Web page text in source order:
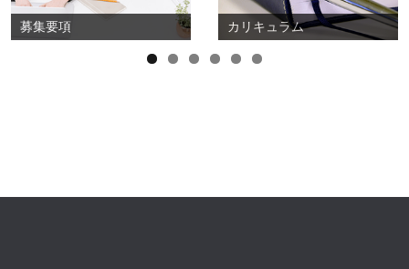
募集要項 カリキュラム